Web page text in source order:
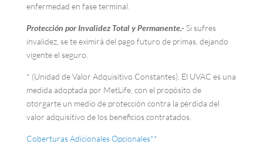
enfermedad en fase terminal.
Protección por Invalidez Total y Permanente.- Si sufres
invalidez, se te eximirá del pago futuro de primas, dejando
vigente el seguro.
* (Unidad de Valor Adquisitivo Constantes). El UVAC es una
medida adoptada por MetLife, con el propósito de
otorgarte un medio de protección contra la pérdida del
valor adquisitivo de los beneficios contratados.
Coberturas Adicionales Opcionales**